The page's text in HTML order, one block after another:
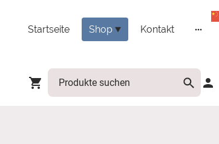
Startseite Shop Kontakt